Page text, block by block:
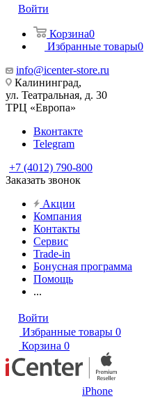
Войти
Корзина0
Избранные товары0
info@icenter-store.ru
Калининград,
ул. Театральная, д. 30
ТРЦ «Европа»
Вконтакте
Telegram
+7 (4012) 790-800
Заказать звонок
Акции
Компания
Контакты
Сервис
Trade-in
Бонусная программа
Помощь
...
Войти
Избранные товары 0
Корзина 0
iPhone